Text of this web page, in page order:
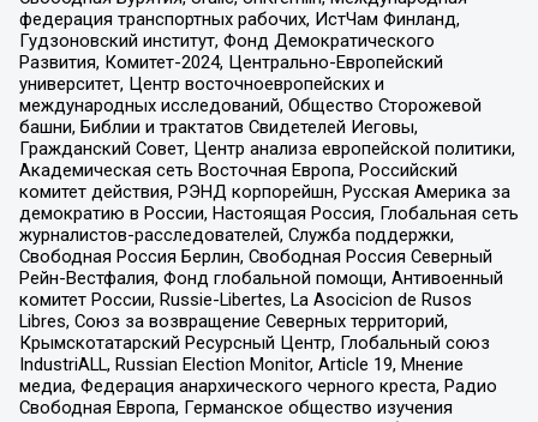
федерация транспортных рабочих, ИстЧам Финланд,
Гудзоновский институт, Фонд Демократического
Развития, Комитет-2024, Центрально-Европейский
университет, Центр восточноевропейских и
международных исследований, Общество Сторожевой
башни, Библии и трактатов Свидетелей Иеговы,
Гражданский Совет, Центр анализа европейской политики,
Академическая сеть Восточная Европа, Российский
комитет действия, РЭНД корпорейшн, Русская Америка за
демократию в России, Настоящая Россия, Глобальная сеть
журналистов-расследователей, Служба поддержки,
Свободная Россия Берлин, Свободная Россия Северный
Рейн-Вестфалия, Фонд глобальной помощи, Антивоенный
комитет России, Russie-Libertes, La Asocicion de Rusos
Libres, Союз за возвращение Северных территорий,
Крымскотатарский Ресурсный Центр, Глобальный союз
IndustriALL, Russian Election Monitor, Article 19, Мнение
медиа, Федерация анархического черного креста, Радио
Свободная Европа, Германское общество изучения